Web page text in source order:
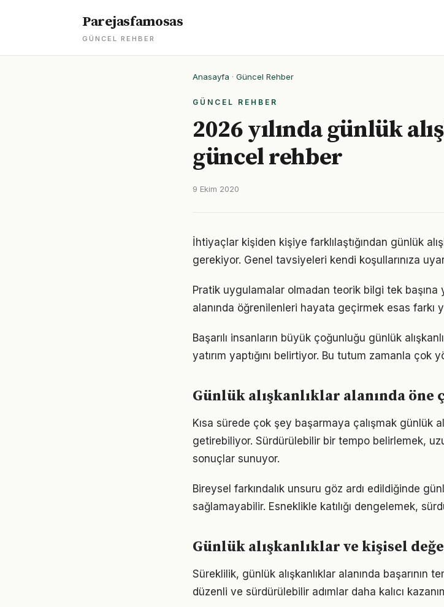
Parejasfamosas
GÜNCEL REHBER
Anasayfa · Güncel Rehber
GÜNCEL REHBER
2026 yılında günlük
güncel rehber
9 Ekim 2020
İhtiyaçlar kişiden kişiye farklılaştığından günlük
gerekiyor. Genel tavsiyeleri kendi koşullarınıza
Pratik uygulamalar olmadan teorik bilgi tek başına
alanında öğrenilenleri hayata geçirmek esas farkı
Başarılı insanların büyük çoğunluğu günlük
yatırım yaptığını belirtiyor. Bu tutum zamanla çok
Günlük alışkanlıklar alanında öne
Kısa sürede çok şey başarmaya çalışmak günlük
getirebiliyor. Sürdürülebilir bir tempo belirlemek,
sonuçlar sunuyor.
Bireysel farkındalık unsuru göz ardı edildiğinde
sağlamayabilir. Esneklikle katılığı dengelemek,
Günlük alışkanlıklar ve kişisel
Süreklilik, günlük alışkanlıklar alanında başarının
düzenli ve sürdürülebilir adımlar daha kalıcı